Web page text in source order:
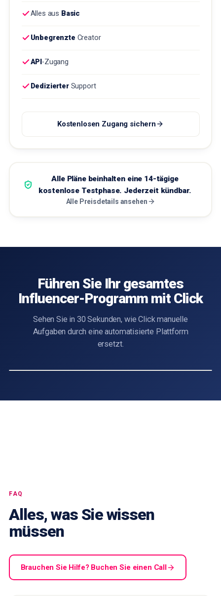
Alles aus Basic
Unbegrenzte Creator
API -Zugang
DedizierterSupport
Kostenlosen Zugang sichern
Alle Pläne beinhalten eine 14-tägige
kostenlose Testphase. Jederzeit kündbar.
Alle Preisdetails ansehen
Führen Sie Ihr gesamtes
Influencer-Programm mit Click
Sehen Sie in 30 Sekunden, wie Click manuelle
Aufgaben durch eine automatisierte Plattform
ersetzt.
FAQ
Alles, was Sie wissen
müssen
Brauchen Sie Hilfe? Buchen Sie einen Call